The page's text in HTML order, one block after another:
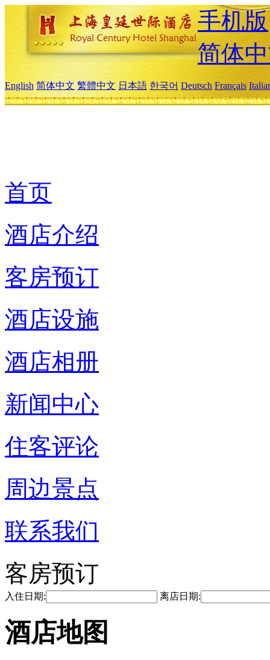
手机版
简体
English 简体中文 繁體中文 日本語 한국어 Deutsch Français
首页
酒店介绍
客房预订
酒店设施
酒店相册
新闻中心
住客评论
周边景点
联系我们
客房预订
入住日期: 离店日期:
酒店地图